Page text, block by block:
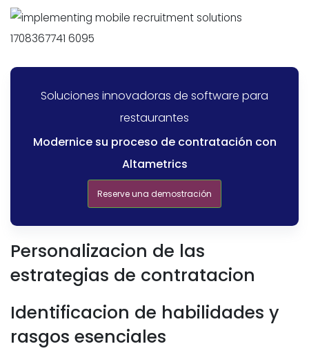
Soluciones innovadoras de software para
restaurantes
Modernice su proceso de contratación con
Altametrics
Reserve una demostración
Personalizacion de las
estrategias de contratacion
Identificacion de habilidades y
rasgos esenciales